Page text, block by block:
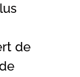
de